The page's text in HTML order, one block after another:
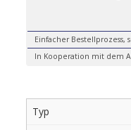
Einfacher Bestellprozess,
In Kooperation mit dem
Typ